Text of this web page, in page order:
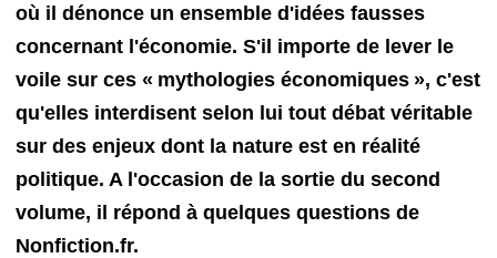
où il dénonce un ensemble d'idées fausses
concernant l'économie. S'il importe de lever le
voile sur ces « mythologies économiques», c'est
qu'elles interdisent selon lui tout débat véritable
sur des enjeux dont la nature est en réalité
politique. A l'occasion de la sortie du second
volume, il répond à quelques questions de
Nonfiction.fr.